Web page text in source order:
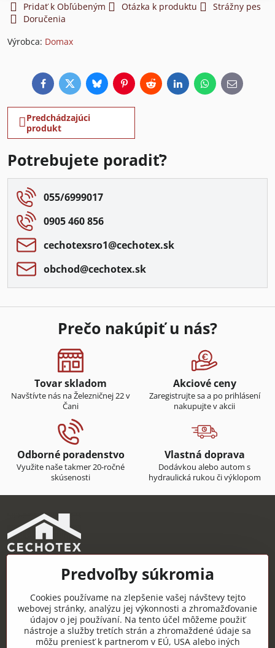
Pridať k Obľúbeným Otázka k produktu
Strážny pes
Doručenia
Výrobca: Domax
FacebookTwitterBlueskyPinterestRedditLinkedInWhatsApp
E-
mail
Predchádzajúci
produkt
Potrebujete poradiť?
055/6999017
0905 460 856
cechotexsro1​@cechotex​.sk
obchod​@cechotex​.sk
Prečo nakúpiť u nás?
Tovar skladom
Navštívte nás na Železničnej 22 v
Čani
Akciové ceny
Zaregistrujte sa a po prihlásení
nakupujte v akcii
Odborné poradenstvo
Využite naše takmer 20-ročné
skúsenosti
Vlastná doprava
Dodávkou alebo autom s
hydraulická rukou či výklopom
CECHOTEX s.r.o.
Železničná 22, 044 14 Čaňa
IČO: 48181757
DIČ: 2120085451
IČ DPH: SK2120085451
Predvoľby súkromia
Cookies používame na zlepšenie vašej návštevy tejto
webovej stránky, analýzu jej výkonnosti a zhromažďovanie
údajov o jej používaní. Na tento účel môžeme použiť
nástroje a služby tretích strán a zhromaždené údaje sa
môžu preniesť k partnerom v EÚ, USA alebo iných